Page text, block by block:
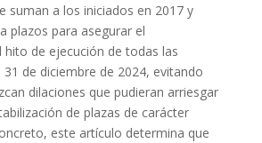
suman a los iniciados en 2017 y
plazos para asegurar el
hito de ejecución de todas las
de diciembre de 2024, evitando
dilaciones que pudieran arriesgar
de plazas de carácter
este artículo determina que